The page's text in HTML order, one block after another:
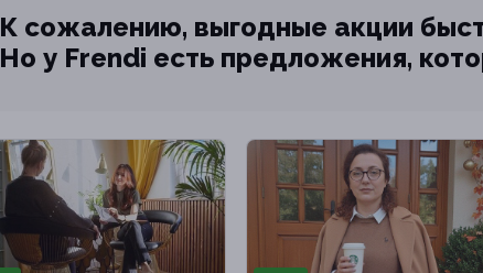
К сожалению, выгодные акции
Но у Frendi есть предложения,